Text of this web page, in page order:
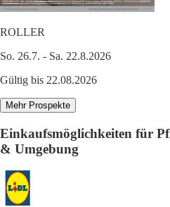
ROLLER
So. 26.7. - Sa. 22.8.2026
Gültig bis 22.08.2026
Mehr Prospekte
Einkaufsmöglichkeiten für
& Umgebung